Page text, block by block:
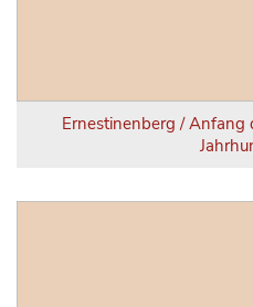
Ernestinenberg / Anfang